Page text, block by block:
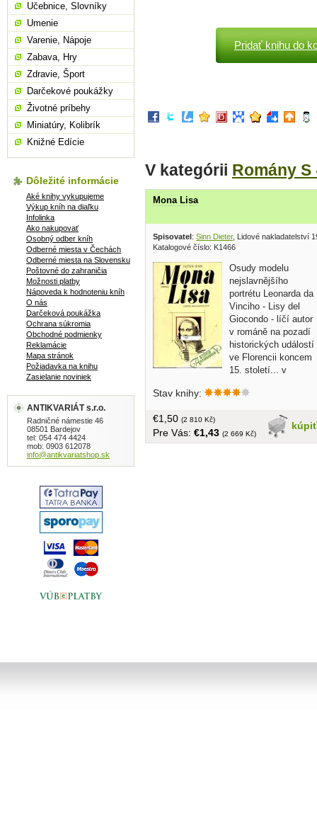
Pridať knihu do
V kategórii Romány S
Mona Lisa
Spisovatel: Sinn Dieter, Lidové nakladatelství
Katalogové číslo: K1466
Osudy modelu
nejslavnějšího
portrétu Leonarda da
Vinciho - Lisy del
Giocondo - líčí autor
v románě na pozadí
historických událostí
ve Florencii koncem
15. století... v
Stav knihy:
kúpiť
€1,50 (2 810 Kč)
Pre Vás: €1,43 (2 669 Kč)
Učebnice, Slovníky
Umenie
Varenie, Nápoje
Zabava, Hry
Zdravie, Šport
Darčekové poukážky
Životné príbehy
Miniatúry, Kolibrík
Knižné Edície
Dôležité informácie
Aké knihy vykupujeme
Výkup kníh na diaľku
Infolinka
Ako nakupovať
Osobný odber kníh
Odberné miesta v Čechách
Odberné miesta na Slovensku
Poštovné do zahraničia
Možnosti platby
Nápoveda k hodnoteniu kníh
O nás
Darčeková poukážka
Ochrana súkromia
Obchodné podmienky
Reklamácie
Mapa stránok
Požiadavka na knihu
Zasielanie noviniek
ANTIKVARIÁT s.r.o.
Radničné námestie 46
08501 Bardejov
tel: 054 474 4424
mob: 0903 612078
info@antikvariatshop.sk